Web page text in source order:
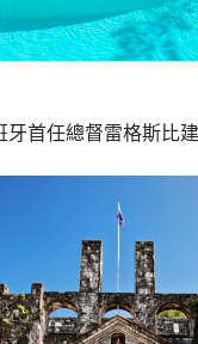
首任總督雷格斯比